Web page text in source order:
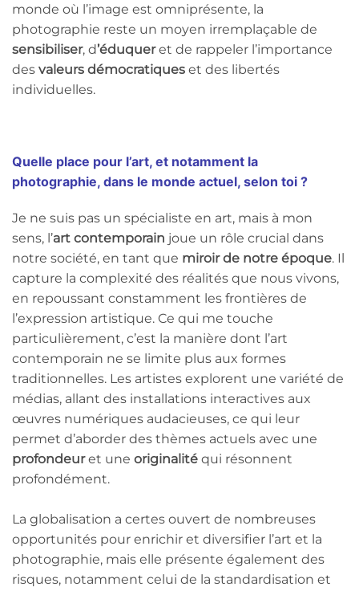
monde où l’image est omniprésente, la
photographie reste un moyen irremplaçable de
sensibiliser, d’éduqueret de rappeler l’importance
des valeurs démocratiques et des libertés
individuelles.
Quelle place pour l’art, et notamment la
photographie, dans le monde actuel, selon toi ?
Je ne suis pas un spécialiste en art, mais à mon
sens, l’art contemporain joue un rôle crucial dans
notre société, en tant que miroir de notre époque. Il
capture la complexité des réalités que nous vivons,
en repoussant constamment les frontières de
l’expression artistique. Ce qui me touche
particulièrement, c’est la manière dont l’art
contemporain ne se limite plus aux formes
traditionnelles. Les artistes explorent une variété de
médias, allant des installations interactives aux
œuvres numériques audacieuses, ce qui leur
permet d’aborder des thèmes actuels avec une
profondeuret une originalité qui résonnent
profondément.
La globalisation a certes ouvert de nombreuses
opportunités pour enrichir et diversifier l’art et la
photographie, mais elle présente également des
risques, notamment celui de la standardisation et